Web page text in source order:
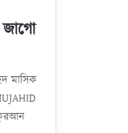
জাগো
মাসিক
কুরআন